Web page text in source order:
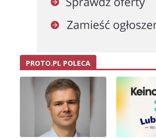
PROTO.PL POLECA